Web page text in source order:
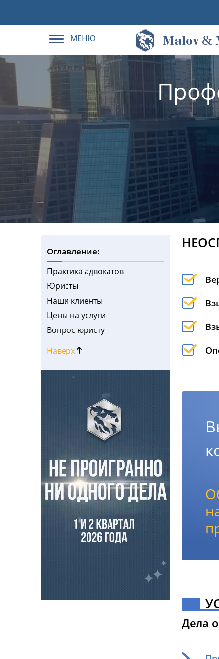
МЕНЮ Malov &
Оглавление:
Практика адвокатов
Юристы
Наши клиенты
Цены на услуги
Вопрос юристу
Наверх
Дела